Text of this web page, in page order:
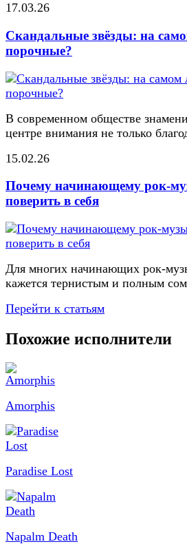
17.03.26
Скандальные звёзды: на
порочные?
В современном обществе
центре внимания не только
15.02.26
Почему начинающему рок-
поверить в себя
Для многих начинающих рок-
кажется тернистым и полным
Перейти к статьям
Похожие исполнители
Amorphis
Paradise Lost
Napalm Death